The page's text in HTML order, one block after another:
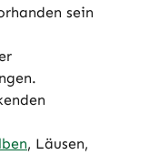
sein
, Läusen,